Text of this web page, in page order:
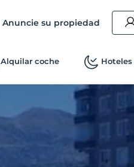
Anuncie su propiedad
Alquilar coche Hoteles